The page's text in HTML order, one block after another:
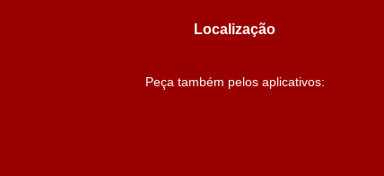
Localização
Peça também pelos aplicativos: